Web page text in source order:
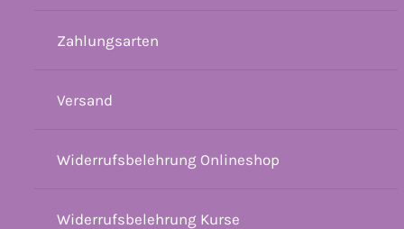
Zahlungsarten
Versand
Widerrufsbelehrung Onlineshop
Widerrufsbelehrung Kurse